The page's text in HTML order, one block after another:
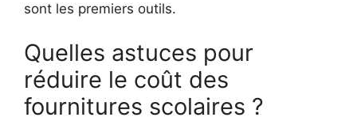
sont les premiers outils.
Quelles astuces pour
réduire le coût des
fournitures scolaires ?